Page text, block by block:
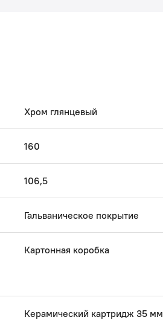
Хром глянцевый
160
106,5
Гальваническое покрытие
Картонная коробка
Керамический картридж 35 мм